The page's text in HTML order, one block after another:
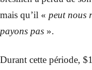
mais qu’il « peut nous
payons pas ».
Durant cette période,